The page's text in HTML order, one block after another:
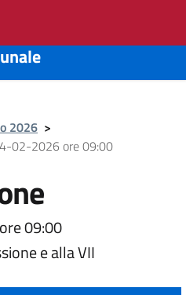
2026 >
02-2026 ore 09:00
09:00
e alla VII